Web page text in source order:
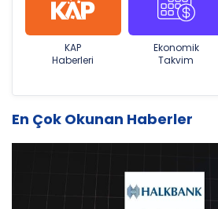
KAP
Haberleri
Ekonomik
Takvim
En Çok Okunan Haberler